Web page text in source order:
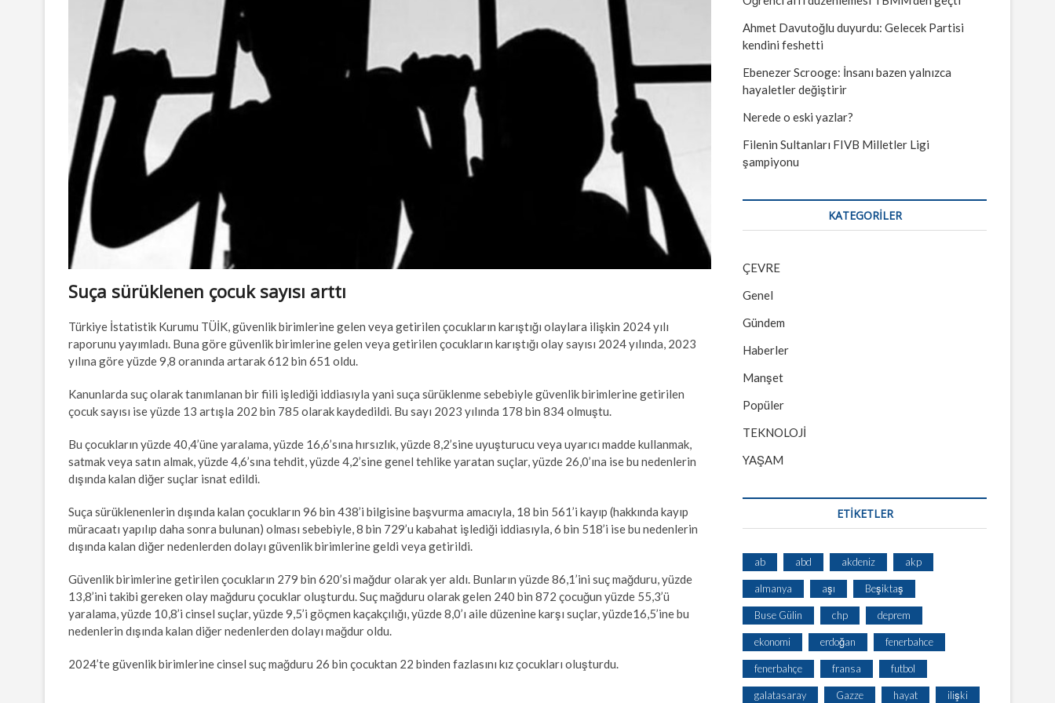
Suça sürüklenen çocuk sayısı arttı
Türkiye İstatistik Kurumu TÜİK, güvenlik birimlerine gelen veya getirilen çocukların karıştığı olaylara ilişkin 2024 yılı
raporunu yayımladı. Buna göre güvenlik birimlerine gelen veya getirilen çocukların karıştığı olay sayısı 2024 yılında, 2023
yılına göre yüzde 9,8 oranında artarak 612 bin 651 oldu.
Kanunlarda suç olarak tanımlanan bir fiili işlediği iddiasıyla yani suça sürüklenme sebebiyle güvenlik birimlerine getirilen
çocuk sayısı ise yüzde 13 artışla 202 bin 785 olarak kaydedildi. Bu sayı 2023 yılında 178 bin 834 olmuştu.
Bu çocukların yüzde 40,4’üne yaralama, yüzde 16,6’sına hırsızlık, yüzde 8,2’sine uyuşturucu veya uyarıcı madde kullanmak,
satmak veya satın almak, yüzde 4,6’sına tehdit, yüzde 4,2’sine genel tehlike yaratan suçlar, yüzde 26,0’ına ise bu nedenlerin
dışında kalan diğer suçlar isnat edildi.
Suça sürüklenenlerin dışında kalan çocukların 96 bin 438’i bilgisine başvurma amacıyla, 18 bin 561’i kayıp (hakkında kayıp
müracaatı yapılıp daha sonra bulunan) olması sebebiyle, 8 bin 729’u kabahat işlediği iddiasıyla, 6 bin 518’i ise bu nedenlerin
dışında kalan diğer nedenlerden dolayı güvenlik birimlerine geldi veya getirildi.
Güvenlik birimlerine getirilen çocukların 279 bin 620’si mağdur olarak yer aldı. Bunların yüzde 86,1’ini suç mağduru, yüzde
13,8’ini takibi gereken olay mağduru çocuklar oluşturdu. Suç mağduru olarak gelen 240 bin 872 çocuğun yüzde 55,3’ü
yaralama, yüzde 10,8’i cinsel suçlar, yüzde 9,5’i göçmen kaçakçılığı, yüzde 8,0’ı aile düzenine karşı suçlar, yüzde16,5’ine bu
nedenlerin dışında kalan diğer nedenlerden dolayı mağdur oldu.
2024’te güvenlik birimlerine cinsel suç mağduru 26 bin çocuktan 22 binden fazlasını kız çocukları oluşturdu.
Ahmet Davutoğlu duyurdu: Gelecek Partisi
kendini feshetti
Ebenezer Scrooge: İnsanı bazen yalnızca
hayaletler değiştirir
Nerede o eski yazlar?
Filenin Sultanları FIVB Milletler Ligi
şampiyonu
KATEGORILER
ÇEVRE
Genel
Gündem
Haberler
Manşet
Popüler
TEKNOLOJİ
YAŞAM
ETİKETLER
ab abd akdeniz akp
almanya aşı Beşiktaş
Buse Gülin chp deprem
ekonomi erdoğan fenerbahce
fenerbahçe fransa futbol
galatasaray Gazze hayat ilişki